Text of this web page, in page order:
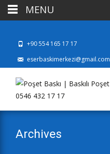
+90 554 165 17 17
eserbaskimerkezi@gmail.com
Archives
MENU